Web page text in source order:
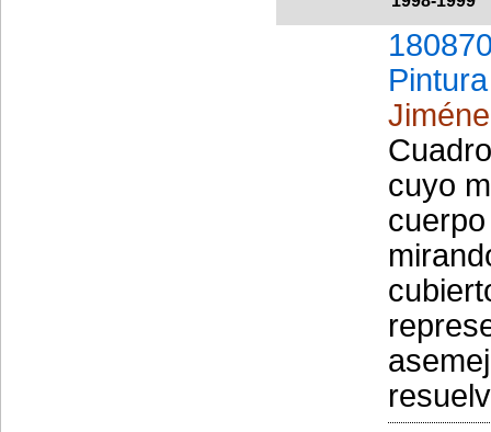
Pintura
cuyo